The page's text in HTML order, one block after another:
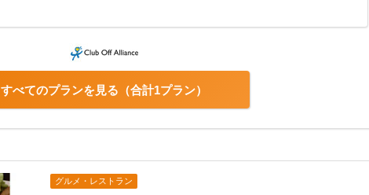
合計1プラン
すべてのプランを見る
グルメ・レストラン